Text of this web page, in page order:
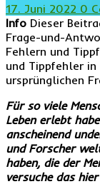
17. Juni 2022 0
Info Dieser
Frage-und-
Fehlern und
und Tippfehler in
ursprünglichen
Für so viele
Leben erlebt
anscheinend
und Forscher
haben, die der
versuche das